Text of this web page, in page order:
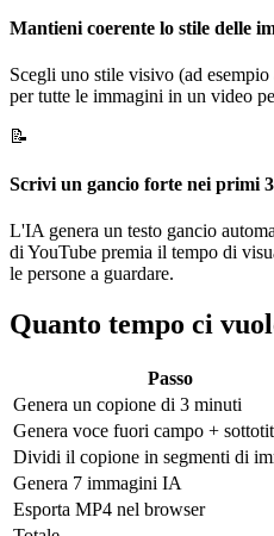
Mantieni coerente lo stile delle
Scegli uno stile visivo (ad
per tutte le immagini in un video
📝
Scrivi un gancio forte nei primi
L'IA genera un testo gancio
di YouTube premia il tempo di
le persone a guardare.
Quanto tempo ci
Passo
Genera un copione di 3 minuti
Genera voce fuori campo +
Dividi il copione in segmenti di
Genera 7 immagini IA
Esporta MP4 nel browser